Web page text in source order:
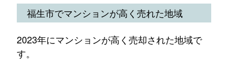
福生市でマンションが高く売れた地域
2023年にマンションが高く売却された地域で
す。